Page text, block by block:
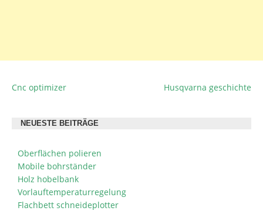
BEITRAGSNAVIGATION
Cnc optimizer Husqvarna geschichte
NEUESTE BEITRÄGE
Oberflächen polieren
Mobile bohrständer
Holz hobelbank
Vorlauftemperaturregelung
Flachbett schneideplotter